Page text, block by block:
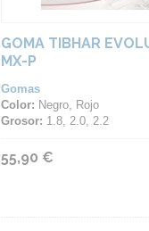
GOMA TIBHAR
MX-P
Gomas
Color: Negro, Rojo
Grosor: 1.8, 2.0, 2.2
55,90 €